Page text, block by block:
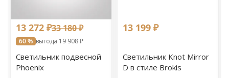
13 272 ₽33 180 ₽
60 % выгода 19 908 ₽
Светильник подвесной
Phoenix
13 199 ₽
Светильник Knot Mirror
D в стиле Brokis